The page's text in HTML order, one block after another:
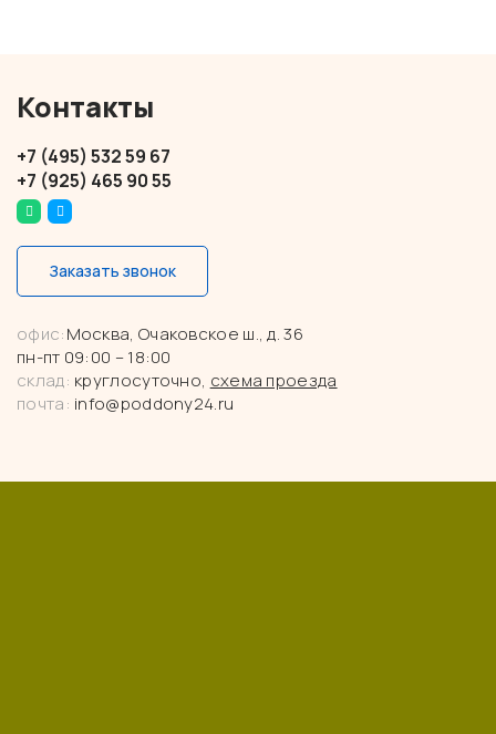
Контакты
+7 (495) 532 59 67
+7 (925) 465 90 55
Заказать звонок
офис:Москва, Очаковское ш., д. 36
пн-пт 09:00 – 18:00
склад: круглосуточно, схема проезда
почта: info@poddony24.ru